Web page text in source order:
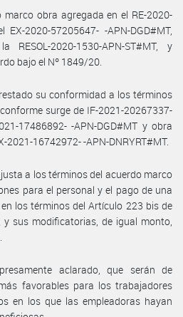
obra agregada en el RE-2020-
EX-2020-57205647- -APN-DGD#MT,
2020-1530-APN-ST#MT, y
bajo el Nº 1849/20.
su conformidad a los términos
surge de IF-2021-20267337-
17486892- -APN-DGD#MT y obra
2021-16742972- -APN-DNRYRT#MT.
a los términos del acuerdo marco
para el personal y el pago de una
los términos del Artículo 223 bis de
y sus modificatorias, de igual monto,
aclarado, que serán de
favorables para los trabajadores
en los que las empleadoras hayan